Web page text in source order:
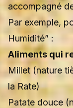
accompagné
Par exemple,
Humidité” :
Aliments qui
Millet (nature
la Rate)
Patate douce